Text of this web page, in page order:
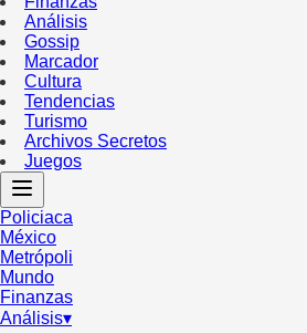
Análisis
Gossip
Marcador
Cultura
Tendencias
Turismo
Archivos Secretos
Juegos
Policiaca
México
Metrópoli
Mundo
Finanzas
Análisis▾